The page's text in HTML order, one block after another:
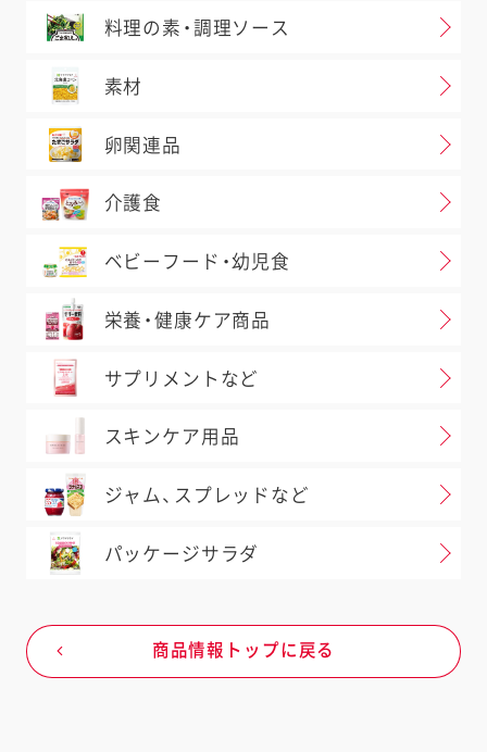
取り扱い店舗検索について
事前にご了承いただいた店舗のみ掲載
店舗の情報が最新ではないことがあり
ます。
お店の在庫状況は日々変動しますの
願いいたします。
合わせください。
い合わせ
料理の素・調理ソース
素材
卵関連品
介護食
ベビーフード・幼児食
栄養・健康ケア商品
サプリメントなど
スキンケア用品
ジャム、スプレッドなど
パッケージサラダ
商品情報トップに戻る